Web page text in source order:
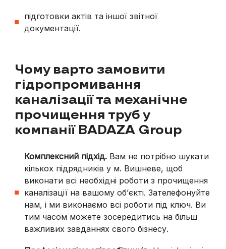
підготовки актів та іншої звітної
документації.
Чому варто замовити
гідропромивання
каналізації та механічне
прочищення труб у
компанії BADAZA Group
Комплексний підхід. Вам не потрібно шукати
кількох підрядників у м. Вишневе, щоб
виконати всі необхідні роботи з прочищення
каналізації на вашому об’єкті. Зателефонуйте
нам, і ми виконаємо всі роботи під ключ. Ви
тим часом можете зосередитись на більш
важливих завданнях свого бізнесу.